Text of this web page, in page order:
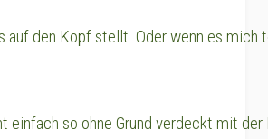
auf den Kopf stellt. Oder wenn es mich
einfach so ohne Grund verdeckt mit der